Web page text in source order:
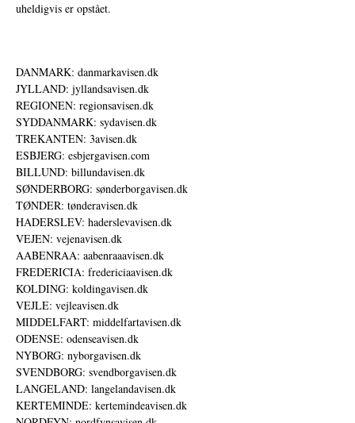
uheldigvis er opstået.
DANMARK: danmarkavisen.dk
JYLLAND: jyllandsavisen.dk
REGIONEN: regionsavisen.dk
SYDDANMARK: sydavisen.dk
TREKANTEN: 3avisen.dk
ESBJERG: esbjergavisen.com
BILLUND: billundavisen.dk
SØNDERBORG: sønderborgavisen.dk
TØNDER: tønderavisen.dk
HADERSLEV: haderslevavisen.dk
VEJEN: vejenavisen.dk
AABENRAA: aabenraaavisen.dk
FREDERICIA: fredericiaavisen.dk
KOLDING: koldingavisen.dk
VEJLE: vejleavisen.dk
MIDDELFART: middelfartavisen.dk
ODENSE: odenseavisen.dk
NYBORG: nyborgavisen.dk
SVENDBORG: svendborgavisen.dk
LANGELAND: langelandavisen.dk
KERTEMINDE: kertemindeavisen.dk